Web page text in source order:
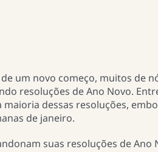
um novo começo, muitos de
resoluções de Ano Novo.
dessas resoluções,
de janeiro.
suas resoluções de Ano